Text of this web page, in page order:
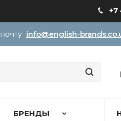
+7
info@english-
БРЕНДЫ